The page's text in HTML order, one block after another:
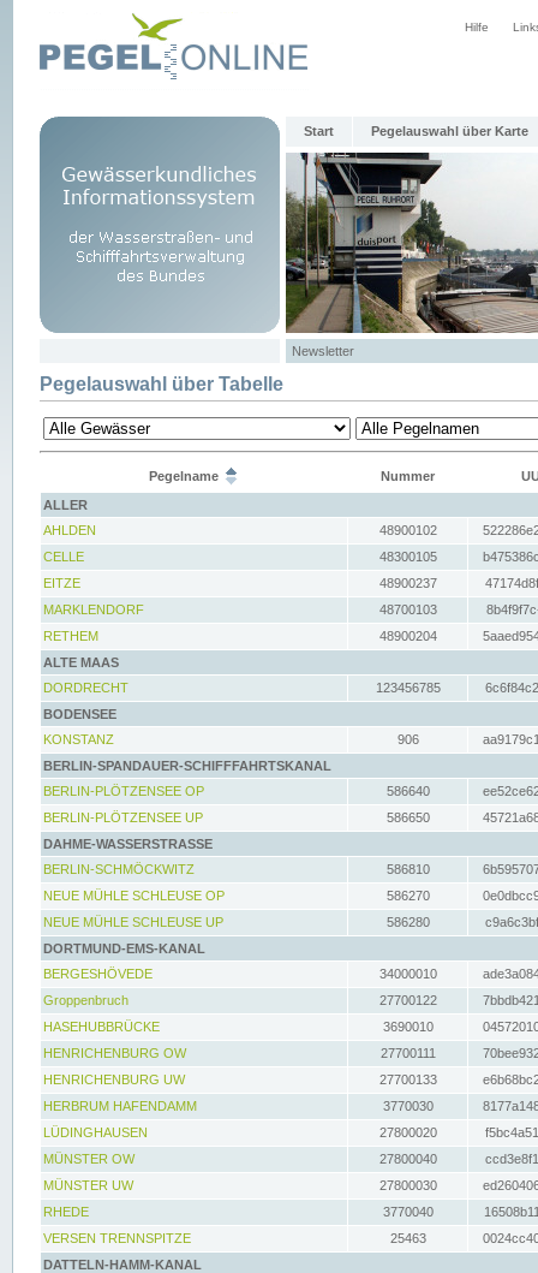
Hilfe
Start Pegelauswahl über Karte
Newsletter
Pegelauswahl über Tabelle
Pegelname Nummer
ALLER
AHLDEN
48900102
CELLE
48300105
EITZE
48900237
MARKLENDORF
48700103
RETHEM
48900204
ALTE MAAS
DORDRECHT
123456785
BODENSEE
KONSTANZ
906
BERLIN-SPANDAUER-SCHIFFFAHRTSKANAL
BERLIN-PLÖTZENSEE OP
586640
BERLIN-PLÖTZENSEE UP
586650
DAHME-WASSERSTRASSE
BERLIN-SCHMÖCKWITZ
586810
NEUE MÜHLE SCHLEUSE OP
586270
NEUE MÜHLE SCHLEUSE UP
586280
DORTMUND-EMS-KANAL
BERGESHÖVEDE
34000010
Groppenbruch
27700122
HASEHUBBRÜCKE
3690010
HENRICHENBURG OW
27700111
HENRICHENBURG UW
27700133
HERBRUM HAFENDAMM
3770030
LÜDINGHAUSEN
27800020
MÜNSTER OW
27800040
MÜNSTER UW
27800030
RHEDE
3770040
VERSEN TRENNSPITZE
25463
DATTELN-HAMM-KANAL